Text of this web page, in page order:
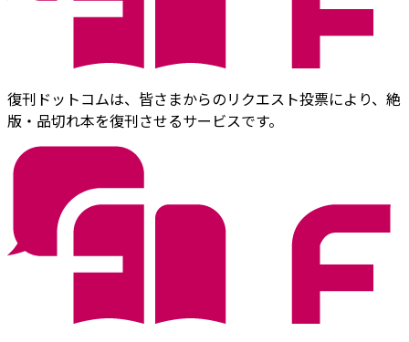
復刊ドットコムは、皆さまからのリクエスト投票により、絶
版・品切れ本を復刊させるサービスです。